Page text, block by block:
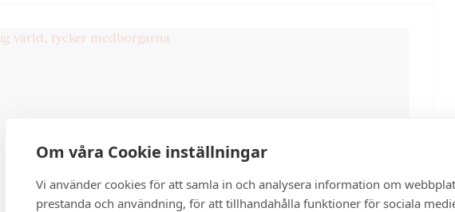
Om våra Cookie inställningar
Vi använder cookies för att samla in och analysera information om
prestanda och användning, för att tillhandahålla funktioner för sociala